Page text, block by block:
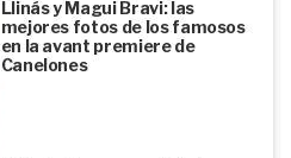
Llinás y Magui Bravi: las
mejores fotos de los famosos
en la avant premiere de
Canelones